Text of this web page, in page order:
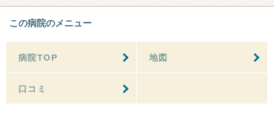
この病院のメニュー
病院TOP 地図
口コミ